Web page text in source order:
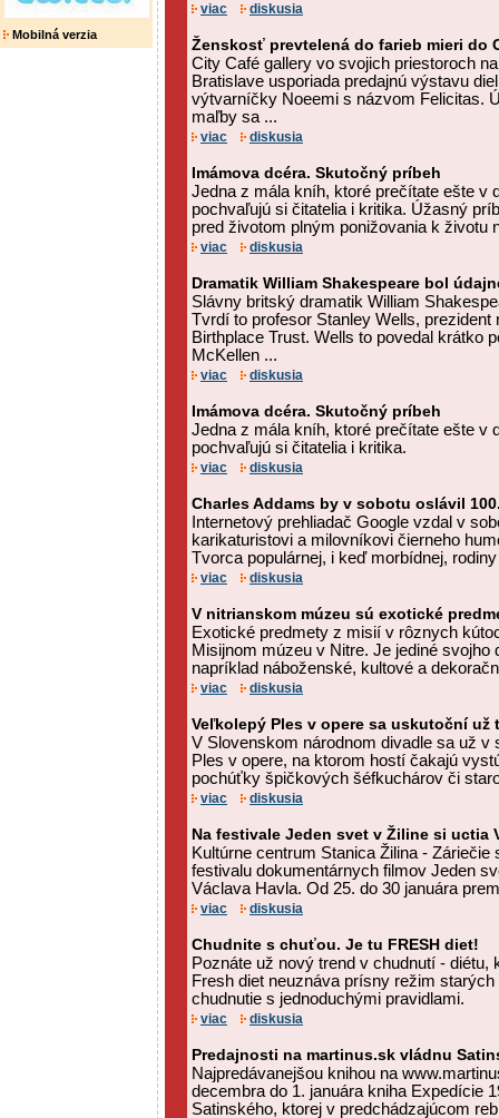
Mobilná verzia
viac diskusia
Ženskosť prevtelená do farieb mieri do
City Café gallery vo svojich priestoroch
Bratislave usporiada predajnú výstavu
výtvarníčky Noeemi s názvom Felicitas.
maľby sa ...
viac diskusia
Imámova dcéra. Skutočný príbeh
Jedna z mála kníh, ktoré prečítate ešte v
pochvaľujú si čitatelia i kritika. Úžasný
pred životom plným ponižovania k životu
viac diskusia
Dramatik William Shakespeare bol
Slávny britský dramatik William
Tvrdí to profesor Stanley Wells, prezident
Birthplace Trust. Wells to povedal krátko
McKellen ...
viac diskusia
Imámova dcéra. Skutočný príbeh
Jedna z mála kníh, ktoré prečítate ešte v
pochvaľujú si čitatelia i kritika.
viac diskusia
Charles Addams by v sobotu oslávil
Internetový prehliadač Google vzdal v
karikaturistovi a milovníkovi čierneho
Tvorca populárnej, i keď morbídnej,
viac diskusia
V nitrianskom múzeu sú exotické
Exotické predmety z misií v rôznych
Misijnom múzeu v Nitre. Je jediné svojho
napríklad náboženské, kultové a
viac diskusia
Veľkolepý Ples v opere sa uskutoční už
V Slovenskom národnom divadle sa už v
Ples v opere, na ktorom hostí čakajú
pochúťky špičkových šéfkuchárov či
viac diskusia
Na festivale Jeden svet v Žiline si uctia
Kultúrne centrum Stanica Žilina -
festivalu dokumentárnych filmov Jeden
Václava Havla. Od 25. do 30 januára
viac diskusia
Chudnite s chuťou. Je tu FRESH diet!
Poznáte už nový trend v chudnutí - diétu,
Fresh diet neuznáva prísny režim starých
chudnutie s jednoduchými pravidlami.
viac diskusia
Predajnosti na martinus.sk vládnu
Najpredávanejšou knihou na
decembra do 1. januára kniha Expedície
Satinského, ktorej v predchádzajúcom